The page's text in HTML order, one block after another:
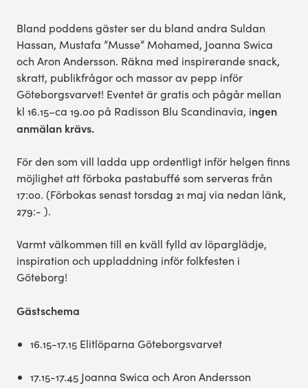
Bland poddens gäster ser du bland andra Suldan
Hassan, Mustafa ”Musse” Mohamed, Joanna Swica
och Aron Andersson. Räkna med inspirerande snack,
skratt, publikfrågor och massor av pepp inför
Göteborgsvarvet! Eventet är gratis och pågår mellan
kl 16.15–ca 19.00 på Radisson Blu Scandinavia, ingen
anmälan krävs.
För den som vill ladda upp ordentligt inför helgen finns
möjlighet att förboka pastabuffé som serveras från
17:00. (Förbokas senast torsdag 21 maj via nedan länk,
279:- ).
Varmt välkommen till en kväll fylld av löparglädje,
inspiration och uppladdning inför folkfesten i
Göteborg!
Gästschema
16.15-17.15 Elitlöparna Göteborgsvarvet
17.15-17.45 Joanna Swica och Aron Andersson